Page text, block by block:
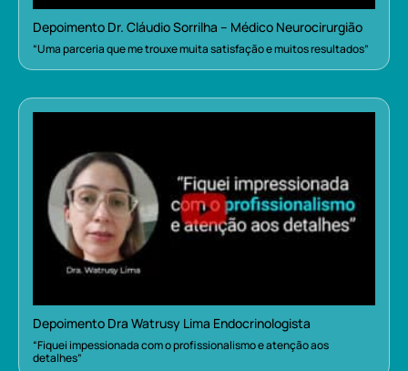
Depoimento Dr. Cláudio Sorrilha – Médico Neurocirurgião
“Uma parceria que me trouxe muita satisfação e muitos resultados”
Depoimento Dra Watrusy Lima Endocrinologista
“Fiquei impessionada com o profissionalismo e atenção aos
detalhes”